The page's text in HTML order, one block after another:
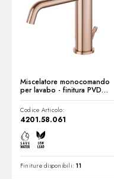
Miscelatore monocomando
per lavabo - finitura PVD
Copper Bronze
Codice Articolo:
4201.58.061
Finiture disponibili:11